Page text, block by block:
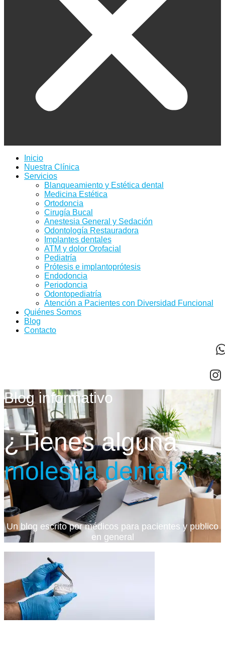
Inicio
Nuestra Clínica
Servicios
Blanqueamiento y Estética dental
Medicina Estética
Ortodoncia
Cirugía Bucal
Anestesia General y Sedación
Odontología Restauradora
Implantes dentales
ATM y dolor Orofacial
Pediatría
Prótesis e implantoprótesis
Endodoncia
Periodoncia
Odontopediatría
Atención a Pacientes con Diversidad Funcional
Quiénes Somos
Blog
Contacto
Blog informativo
¿Tienes alguna
molestia dental?
Un blog escrito por médicos para pacientes y publico
en general